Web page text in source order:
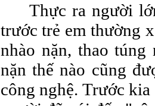
Thực ra người
trước trẻ em thường
nhào nặn, thao
nặn thế nào cũng
công nghệ. Trước